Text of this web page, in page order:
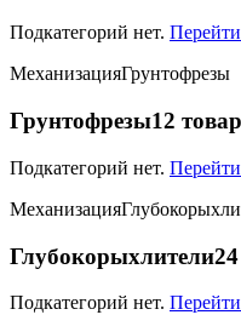
Подкатегорий нет.
МеханизацияГрунтофрезы
Грунтофрезы12
Подкатегорий нет.
Механизация
Глубокорыхлители
Подкатегорий нет.